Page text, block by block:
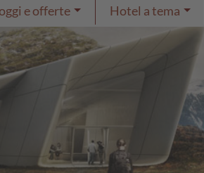
e offerte Hotel a tema